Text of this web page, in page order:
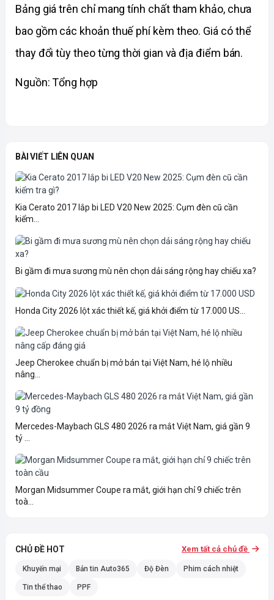
Bảng giá trên chỉ mang tính chất tham khảo, chưa
bao gồm các khoản thuế phí kèm theo. Giá có thể
thay đổi tùy theo từng thời gian và địa điểm bán.
Nguồn: Tổng hợp
BÀI VIẾT LIÊN QUAN
Kia Cerato 2017 lắp bi LED V20 New 2025: Cụm đèn cũ cần
kiểm...
Bi gầm đi mưa sương mù nên chọn dải sáng rộng hay chiếu xa?
Honda City 2026 lột xác thiết kế, giá khởi điểm từ 17.000 US...
Jeep Cherokee chuẩn bị mở bán tại Việt Nam, hé lộ nhiều
nâng...
Mercedes-Maybach GLS 480 2026 ra mắt Việt Nam, giá gần 9
tỷ ...
Morgan Midsummer Coupe ra mắt, giới hạn chỉ 9 chiếc trên
toà...
CHỦ ĐỀ HOT Xem tất cả chủ đề
Khuyến mại Bản tin Auto365 Độ Đèn Phim cách nhiệt
Tin thể thao PPF